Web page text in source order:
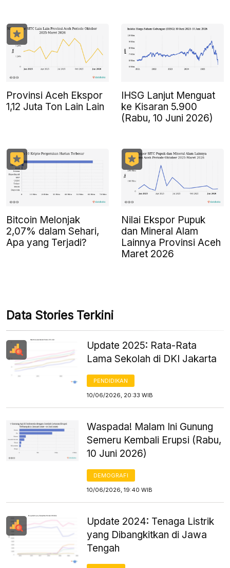
Provinsi Aceh Ekspor
1,12 Juta Ton Lain Lain
IHSG Lanjut Menguat
ke Kisaran 5.900
(Rabu, 10 Juni 2026)
Bitcoin Melonjak
2,07% dalam Sehari,
Apa yang Terjadi?
Nilai Ekspor Pupuk
dan Mineral Alam
Lainnya Provinsi Aceh
Maret 2026
Data Stories Terkini
Update 2025: Rata-Rata
Lama Sekolah di DKI Jakarta
PENDIDIKAN
10/06/2026, 20:33 WIB
Waspada! Malam Ini Gunung
Semeru Kembali Erupsi (Rabu,
10 Juni 2026)
DEMOGRAFI
10/06/2026, 19:40 WIB
Update 2024: Tenaga Listrik
yang Dibangkitkan di Jawa
Tengah